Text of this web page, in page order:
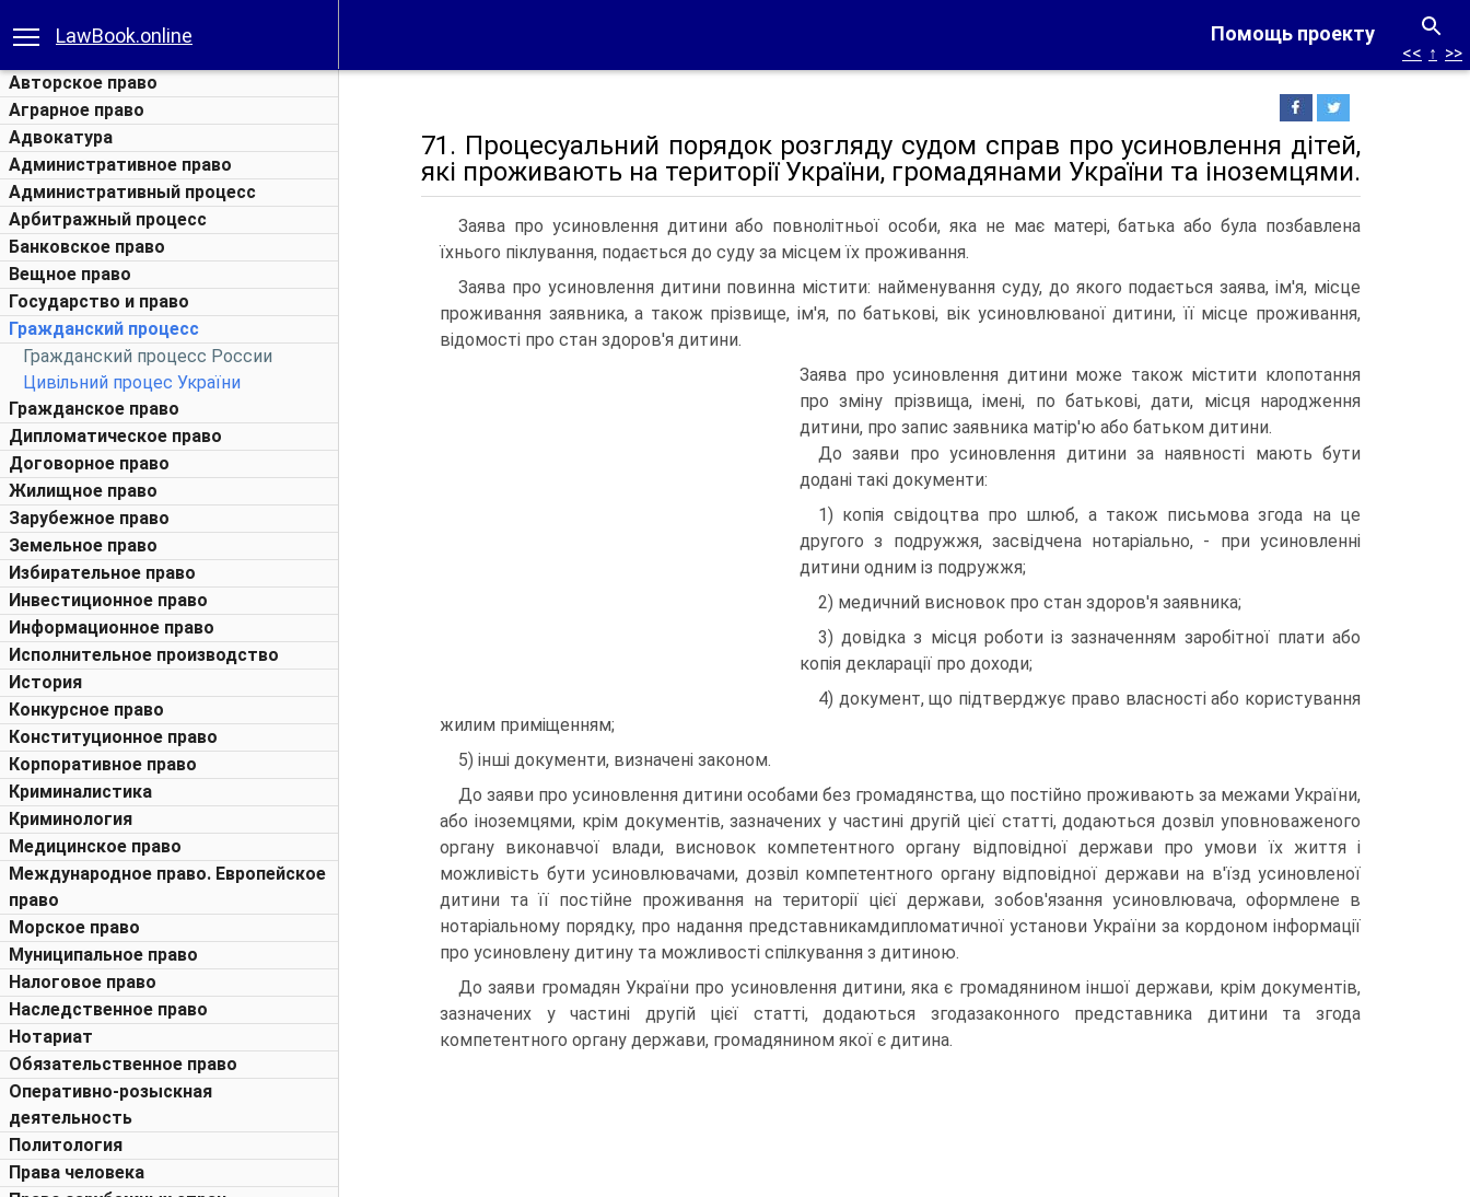
Помощь проекту
LawBook.online
Авторское право
Аграрное право
Адвокатура
Административное право
Административный процесс
Арбитражный процесс
Банковское право
Вещное право
Государство и право
Гражданский процесс
Гражданский процесс России
Цивільний процес України
Гражданское право
Дипломатическое право
Договорное право
Жилищное право
Зарубежное право
Земельное право
Избирательное право
Инвестиционное право
Информационное право
Исполнительное производство
История
Конкурсное право
Конституционное право
Корпоративное право
Криминалистика
Криминология
Медицинское право
Международное право. Европейское
право
Морское право
Муниципальное право
Налоговое право
Наследственное право
Нотариат
Обязательственное право
Оперативно-розыскная
деятельность
Политология
Права человека
<< ↑ >>
71. Процесуальний порядок розгляду судом справ про усиновлення дітей,
які проживають на території України, громадянами України та іноземцями.
Заява про усиновлення дитини або повнолітньої особи, яка не має матері, батька або була позбавлена
їхнього піклування, подається до суду за місцем їх проживання.
Заява про усиновлення дитини повинна містити: найменування суду, до якого подається заява, ім'я, місце
проживання заявника, а також прізвище, ім'я, по батькові, вік усиновлюваної дитини, її місце проживання,
відомості про стан здоров'я дитини.
Заява про усиновлення дитини може також містити клопотання
про зміну прізвища, імені, по батькові, дати, місця народження
дитини, про запис заявника матір'ю або батьком дитини.
До заяви про усиновлення дитини за наявності мають бути
додані такі документи:
1) копія свідоцтва про шлюб, а також письмова згода на це
другого з подружжя, засвідчена нотаріально, - при усиновленні
дитини одним із подружжя;
2) медичний висновок про стан здоров'я заявника;
3) довідка з місця роботи із зазначенням заробітної плати або
копія декларації про доходи;
4) документ, що підтверджує право власності або користування
жилим приміщенням;
5) інші документи, визначені законом.
До заяви про усиновлення дитини особами без громадянства, що постійно проживають за межами України,
або іноземцями, крім документів, зазначених у частині другій цієї статті, додаються дозвіл уповноваженого
органу виконавчої влади, висновок компетентного органу відповідної держави про умови їх життя і
можливість бути усиновлювачами, дозвіл компетентного органу відповідної держави на в'їзд усиновленої
дитини та її постійне проживання на території цієї держави, зобов'язання усиновлювача, оформлене в
нотаріальному порядку, про надання представникамдипломатичної установи України за кордоном інформації
про усиновлену дитину та можливості спілкування з дитиною.
До заяви громадян України про усиновлення дитини, яка є громадянином іншої держави, крім документів,
зазначених у частині другій цієї статті, додаються згодазаконного представника дитини та згода
компетентного органу держави, громадянином якої є дитина.